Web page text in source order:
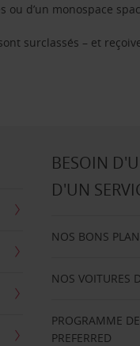
ou d’un monospace
surclassés – et
BESOIN
D'UN
NOS BONS
NOS VOITURES
PROGRAMME
PREFERRED